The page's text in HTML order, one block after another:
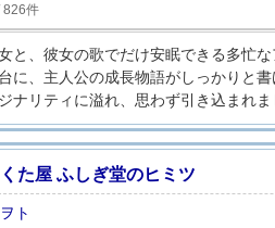
826件
と、彼女の歌でだけ安眠できる多忙
に、主人公の成長物語がしっかりと
ナリティに溢れ、思わず引き込まれま
た屋 ふしぎ堂のヒミツ
ト